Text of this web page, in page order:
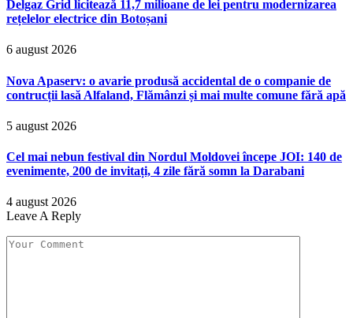
Delgaz Grid licitează 11,7 milioane de lei pentru modernizarea
rețelelor electrice din Botoșani
6 august 2026
Nova Apaserv: o avarie produsă accidental de o companie de
contrucții lasă Alfaland, Flămânzi și mai multe comune fără apă
5 august 2026
Cel mai nebun festival din Nordul Moldovei începe JOI: 140 de
evenimente, 200 de invitați, 4 zile fără somn la Darabani
4 august 2026
Leave A Reply